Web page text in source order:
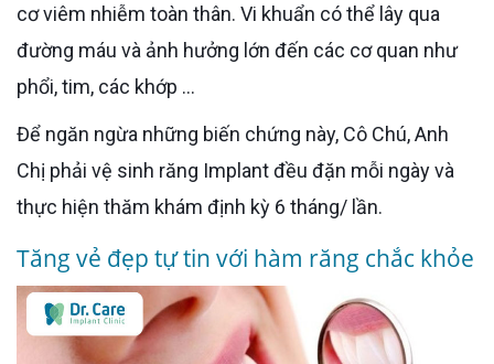
cơ viêm nhiễm toàn thân. Vi khuẩn có thể lây qua
đường máu và ảnh hưởng lớn đến các cơ quan như
phổi, tim, các khớp …
Để ngăn ngừa những biến chứng này, Cô Chú, Anh
Chị phải vệ sinh răng Implant đều đặn mỗi ngày và
thực hiện thăm khám định kỳ 6 tháng/ lần.
Tăng vẻ đẹp tự tin với hàm răng chắc khỏe